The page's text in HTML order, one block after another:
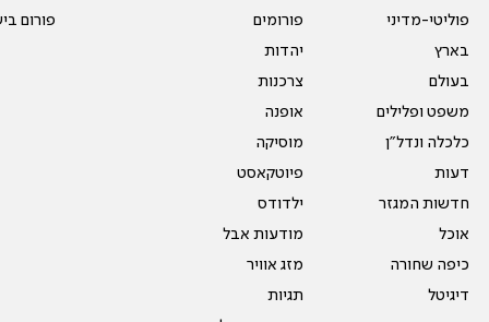
פוליטי-מדיני
בארץ
בעולם
משפט ופלילים
כלכלה ונדל"ן
דעות
חדשות המגזר
אוכל
כיפה שחורה
דיגיטל
פורומים
יהדות
צרכנות
אופנה
מוסיקה
פיוטקאסט
ילדודס
מודעות אבל
מזג אוויר
תגיות
פורום